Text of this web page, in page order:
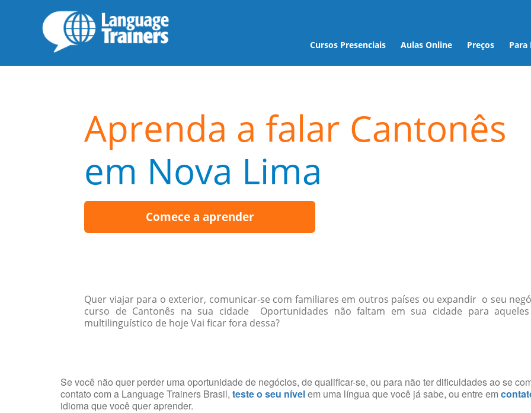
Cursos Presenciais Aulas Online Preços Para
Aprenda a falar Cantonês
em Nova Lima
Comece a aprender
Quer viajar para o exterior, comunicar-se com familiares em outros países ou expandir o seu
curso de Cantonês na sua cidade Oportunidades não faltam em sua cidade para
multilinguístico de hoje Vai ficar fora dessa?
Se você não quer perder uma oportunidade de negócios, de qualificar-se, ou para não ter dificuldades ao se
contato com a Language Trainers Brasil, teste o seu nívelem uma língua que você já sabe, ou entre em
idioma que você quer aprender.